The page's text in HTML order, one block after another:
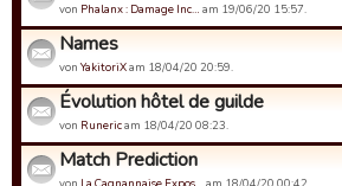
von Phalanx : Damage Inc… am 19/06/20 15:57.
Names
von YakitoriXam 18/04/20 20:59.
Évolution hôtel de guilde
von Runericam 18/04/20 08:23.
Match Prediction